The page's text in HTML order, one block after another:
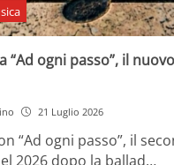
“Ad ogni passo”, il
21 Luglio 2026
“Ad ogni passo”, il
2026 dopo la ballad…